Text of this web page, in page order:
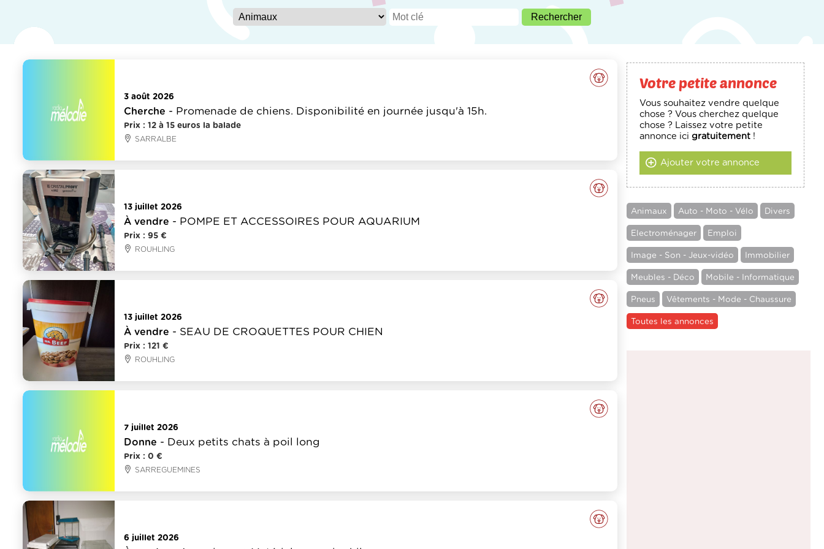
3 août 2026
Cherche - Promenade de chiens. Disponibilité en journée jusqu'à 15h.
Prix : 12 à 15 euros la balade
SARRALBE
13 juillet 2026
À vendre - POMPE ET ACCESSOIRES POUR AQUARIUM
Prix : 95 €
ROUHLING
13 juillet 2026
À vendre - SEAU DE CROQUETTES POUR CHIEN
Prix : 121 €
ROUHLING
7 juillet 2026
Donne - Deux petits chats à poil long
Prix : 0 €
SARREGUEMINES
6 juillet 2026
Votre petite annonce
Vous souhaitez vendre quelque
chose ? Vous cherchez quelque
chose ? Laissez votre petite
annonce icigratuitement !
Ajouter votre annonce
Animaux Auto - Moto - Vélo Divers
Electroménager Emploi
Image - Son - Jeux-vidéo Immobilier
Meubles - Déco Mobile - Informatique
Pneus Vêtements - Mode - Chaussure
Toutes les annonces